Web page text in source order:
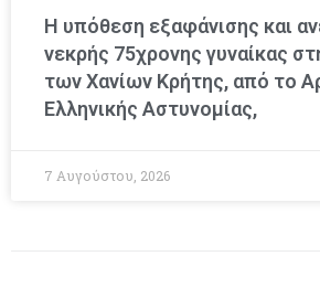
Η υπόθεση εξαφάνισης και
νεκρής 75χρονης γυναίκας
των Χανίων Κρήτης, από το
Ελληνικής Αστυνομίας,
7 Αυγούστου, 2026